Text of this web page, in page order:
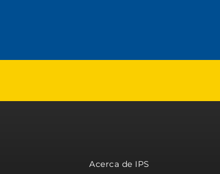
Acerca de IPS